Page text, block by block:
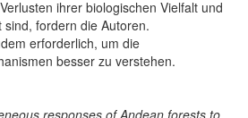
ihrer biologischen Vielfalt und
fordern die Autoren.
erforderlich, um die
besser zu verstehen.
responses of Andean forests to